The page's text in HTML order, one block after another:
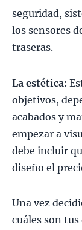
seguridad,
los sensores
traseras.
La estética:
objetivos,
acabados y
empezar a
debe incluir
diseño el
Una vez
cuáles son